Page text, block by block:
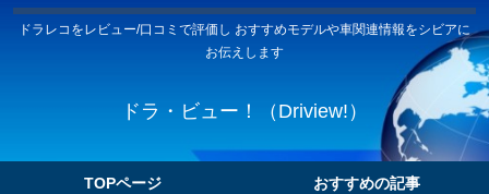
ドラレコをレビュー/口コミで評価し おすすめモデルや車関連情報をシビアに
お伝えします
ドラ・ビュー！（Driview!）
TOPページ おすすめの記事